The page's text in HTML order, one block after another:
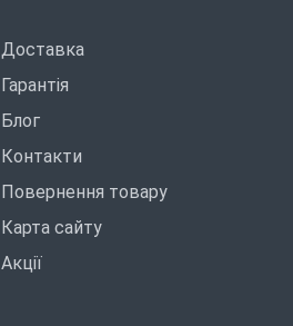
Доставка
Гарантія
Блог
Контакти
Повернення товару
Карта сайту
Акції